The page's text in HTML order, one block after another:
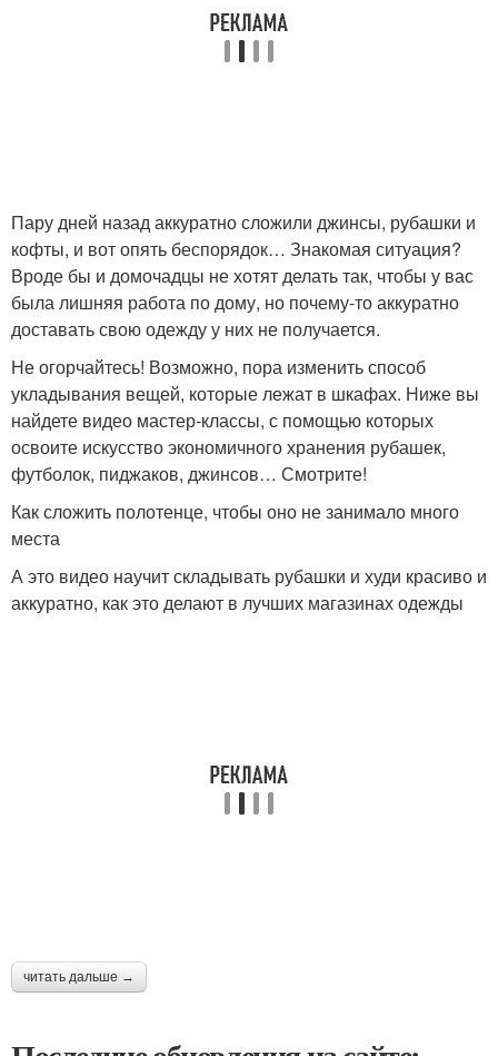
Пару дней назад аккуратно сложили джинсы, рубашки и
кофты, и вот опять беспорядок… Знакомая ситуация?
Вроде бы и домочадцы не хотят делать так, чтобы у вас
была лишняя работа по дому, но почему-то аккуратно
доставать свою одежду у них не получается.
Не огорчайтесь! Возможно, пора изменить способ
укладывания вещей, которые лежат в шкафах. Ниже вы
найдете видео мастер-классы, с помощью которых
освоите искусство экономичного хранения рубашек,
футболок, пиджаков, джинсов… Смотрите!
Как сложить полотенце, чтобы оно не занимало много
места
А это видео научит складывать рубашки и худи красиво и
аккуратно, как это делают в лучших магазинах одежды
читать дальше →